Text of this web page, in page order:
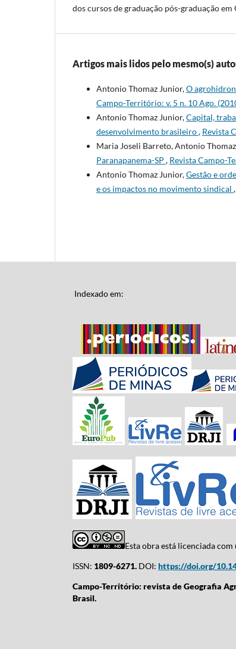
dos cursos de graduação pós-graduação em
Artigos mais lidos pelo mesmo(s)
Antonio Thomaz Junior,O
Campo-Território: v. 5 n. 10 Ago.
Antonio Thomaz Junior,Capital,
desenvolvimento brasileiro, Revista
Maria Joseli Barreto, Antonio
Paranapanema-SP , Revista Campo-
Antonio Thomaz Junior,Gestão e
e os impactos no movimento sindical ,
Indexado em:
Esta obra está licenciada com
ISSN: 1809-6271. DOI: https://doi.org/
Campo-Território: revista de Geografia
Brasil.